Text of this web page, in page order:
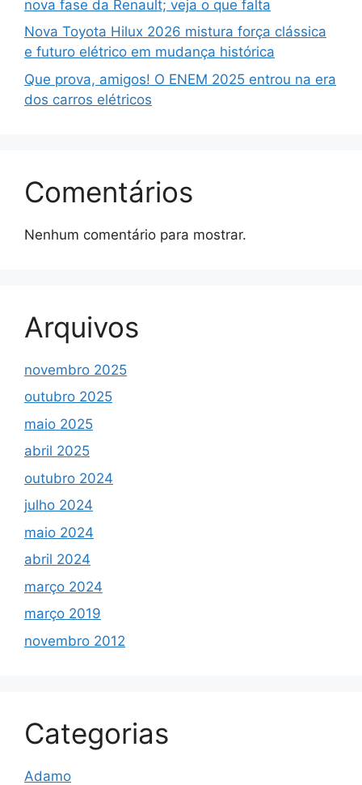
nova fase da Renault; veja o que falta
Nova Toyota Hilux 2026 mistura força clássica
e futuro elétrico em mudança histórica
Que prova, amigos! O ENEM 2025 entrou na era
dos carros elétricos
Comentários
Nenhum comentário para mostrar.
Arquivos
novembro 2025
outubro 2025
maio 2025
abril 2025
outubro 2024
julho 2024
maio 2024
abril 2024
março 2024
março 2019
novembro 2012
Categorias
Adamo